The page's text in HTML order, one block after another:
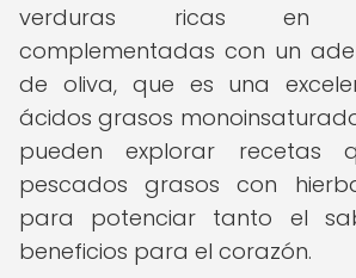
verduras ricas en
complementadas con un
de oliva, que es una
ácidos grasos
pueden explorar recetas
pescados grasos con
para potenciar tanto el
beneficios para el corazón.